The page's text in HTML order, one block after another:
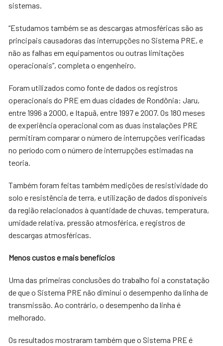
sistemas.
“Estudamos também se as descargas atmosféricas são as
principais causadoras das interrupções no Sistema PRE, e
não as falhas em equipamentos ou outras limitações
operacionais”, completa o engenheiro.
Foram utilizados como fonte de dados os registros
operacionais do PRE em duas cidades de Rondônia: Jaru,
entre 1996 a 2000, e Itapuã, entre 1997 e 2007. Os 180 meses
de experiência operacional com as duas instalações PRE
permitiram comparar o número de interrupções verificadas
no período com o número de interrupções estimadas na
teoria.
Também foram feitas também medições de resistividade do
solo e resistência de terra, e utilização de dados disponíveis
da região relacionados à quantidade de chuvas, temperatura,
umidade relativa, pressão atmosférica, e registros de
descargas atmosféricas.
Menos custos e mais benefícios
Uma das primeiras conclusões do trabalho foi a constatação
de que o Sistema PRE não diminui o desempenho da linha de
transmissão. Ao contrário, o desempenho da linha é
melhorado.
Os resultados mostraram também que o Sistema PRE é